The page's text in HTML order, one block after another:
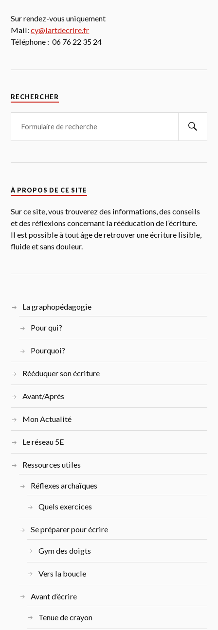
Sur rendez-vous uniquement
Mail:cy@lartdecrire.fr
Téléphone : 06 76 22 35 24
RECHERCHER
À PROPOS DE CE SITE
Sur ce site, vous trouverez des informations, des conseils
et des réflexions concernant la rééducation de l’écriture.
Il est possible à tout âge de retrouver une écriture lisible,
fluide et sans douleur.
La graphopédagogie
Pour qui?
Pourquoi?
Rééduquer son écriture
Avant/Après
Mon Actualité
Le réseau 5E
Ressources utiles
Réflexes archaïques
Quels exercices
Se préparer pour écrire
Gym des doigts
Vers la boucle
Avant d’écrire
Tenue de crayon